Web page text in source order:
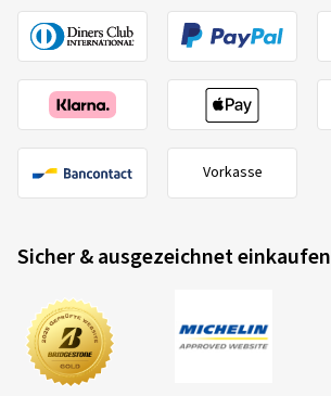
Vorkasse
Sicher & ausgezeichnet einkaufen